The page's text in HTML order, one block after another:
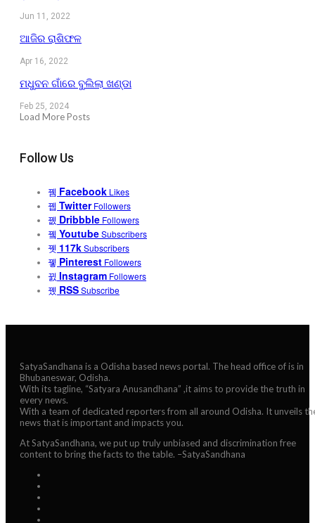
Jun 11, 2022
ଆଜିର ରାଶିଫଳ
Apr 16, 2022
ମଧୁବନ ଗାଁରେ ବୁଲିଲା ଖଣ୍ଡା
Feb 25, 2024
Load More Posts
Follow Us
Facebook Likes
Twitter Followers
Dribbble Followers
YoutubeSubscribers
117kSubscribers
Pinterest Followers
Instagram Followers
RSSSubscribe
SatyaSandhana is a Odisha based news portal. The head office of is in
Bhubaneswar, Odisha.
With its tagline, “Satyara Anusandhana” ,it aims to provide the truth in
every news.
With a team of dedicated reporters from all around Odisha. It unveils
news that is important and impacts you.
At SatyaSandhana, we put up truly unbiased and discrimination free
content to bring the facts to the table. –SatyaSandhana